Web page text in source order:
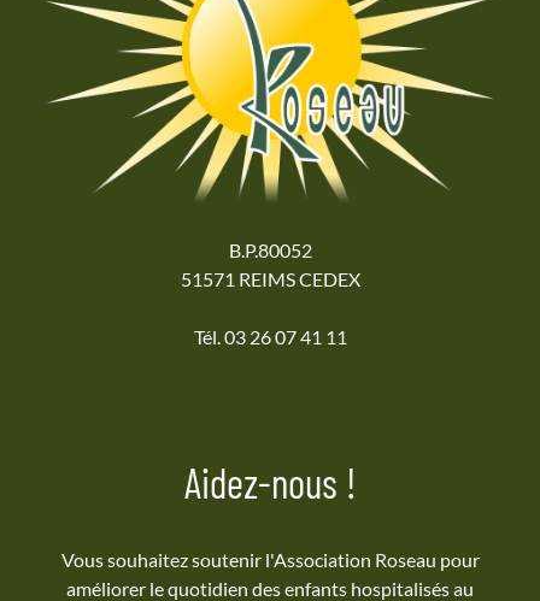
B.P.80052
51571 REIMS CEDEX
Tél. 03 26 07 41 11
Aidez-nous !
Vous souhaitez soutenir l'Association Roseau pour
améliorer le quotidien des enfants hospitalisés au